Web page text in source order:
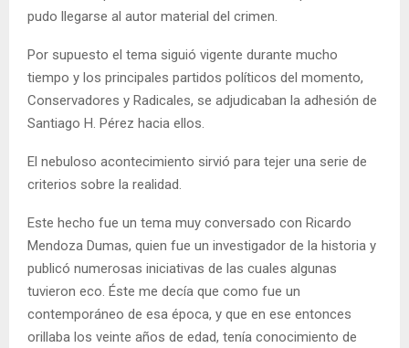
pudo llegarse al autor material del crimen.
Por supuesto el tema siguió vigente durante mucho
tiempo y los principales partidos políticos del momento,
Conservadores y Radicales, se adjudicaban la adhesión de
Santiago H. Pérez hacia ellos.
El nebuloso acontecimiento sirvió para tejer una serie de
criterios sobre la realidad.
Este hecho fue un tema muy conversado con Ricardo
Mendoza Dumas, quien fue un investigador de la historia y
publicó numerosas iniciativas de las cuales algunas
tuvieron eco. Éste me decía que como fue un
contemporáneo de esa época, y que en ese entonces
orillaba los veinte años de edad, tenía conocimiento de